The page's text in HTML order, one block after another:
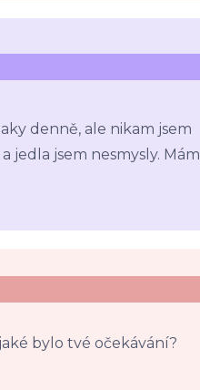
denně, ale nikam jsem
jedla jsem nesmysly. Mám
bylo tvé očekávání?